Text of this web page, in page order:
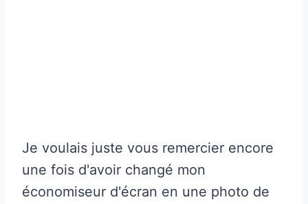
Je voulais juste vous remercier encore
une fois d'avoir changé mon
économiseur d'écran en une photo de